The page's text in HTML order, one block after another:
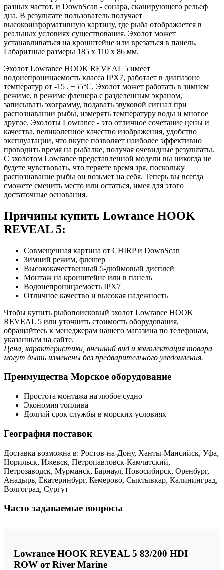
разных частот, и DownScan - сонара, сканирующего рельеф
дна. В результате пользователь получает
высокоинформативную картину, где рыба отображается в
реальных условиях существования. Эхолот может
устанавливаться на кронштейне или врезаться в панель.
Габаритные размеры 185 х 110 х 86 мм.
Эхолот Lowrance HOOK REVEAL 5 имеет
водонепроницаемость класса IPX7, работает в диапазоне
температур от -15 . +55°C. Эхолот может работать в зимнем
режиме, в режиме флешера с разделенным экраном,
записывать эхограмму, подавать звуковой сигнал при
распознавании рыбы, измерять температуру воды и многое
другое. Эхолоты Lowrance - это отличное сочетание цены и
качества, великолепное качество изображения, удобство
эксплуатации, что вкупе позволяет наиболее эффективно
проводить время на рыбалке, получая очевидные результаты.
С эхолотом Lowrance представленной модели вы никогда не
будете чувствовать, что теряете время зря, поскольку
распознавание рыбы он возьмет на себя. Теперь вы всегда
сможете сменить место или остаться, имея для этого
достаточные основания.
Причины купить Lowrance HOOK
REVEAL 5:
Совмещенная картина от CHIRP и DownScan
Зимний режим, флешер
Высококачественный 5-дюймовый дисплей
Монтаж на кронштейне или в панель
Водонепроницаемость IPX7
Отличное качество и высокая надежность
Чтобы купить рыбопоисковый эхолот Lowrance HOOK
REVEAL 5 или уточнить стоимость оборудования,
обращайтесь к менеджерам нашего магазина по телефонам,
указанным на сайте.
Цена, характеристики, внешний вид и комплектация товара
могут быть изменены без предварительного уведомления.
Преимущества Морское оборудование
Простота монтажа на любое судно
Экономия топлива
Долгий срок службы в морских условиях
География поставок
Доставка возможна в: Ростов-на-Дону, Ханты-Мансийск, Уфа,
Норильск, Ижевск, Петропавловск-Камчатский,
Петрозаводск, Мурманск, Барнаул, Новосибирск, Оренбург,
Анадырь, Екатеринбург, Кемерово, Сыктывкар, Калининград,
Волгоград, Сургут
Часто задаваемые вопросы
Lowrance HOOK REVEAL 5 83/200 HDI
ROW от River Marine